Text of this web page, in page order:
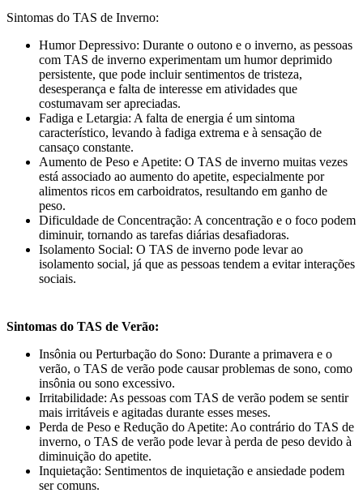
Sintomas do TAS de Inverno:
Humor Depressivo: Durante o outono e o inverno, as pessoas
com TAS de inverno experimentam um humor deprimido
persistente, que pode incluir sentimentos de tristeza,
desesperança e falta de interesse em atividades que
costumavam ser apreciadas.
Fadiga e Letargia: A falta de energia é um sintoma
característico, levando à fadiga extrema e à sensação de
cansaço constante.
Aumento de Peso e Apetite: O TAS de inverno muitas vezes
está associado ao aumento do apetite, especialmente por
alimentos ricos em carboidratos, resultando em ganho de
peso.
Dificuldade de Concentração: A concentração e o foco podem
diminuir, tornando as tarefas diárias desafiadoras.
Isolamento Social: O TAS de inverno pode levar ao
isolamento social, já que as pessoas tendem a evitar interações
sociais.
Sintomas do TAS de Verão:
Insônia ou Perturbação do Sono: Durante a primavera e o
verão, o TAS de verão pode causar problemas de sono, como
insônia ou sono excessivo.
Irritabilidade: As pessoas com TAS de verão podem se sentir
mais irritáveis e agitadas durante esses meses.
Perda de Peso e Redução do Apetite: Ao contrário do TAS de
inverno, o TAS de verão pode levar à perda de peso devido à
diminuição do apetite.
Inquietação: Sentimentos de inquietação e ansiedade podem
ser comuns.